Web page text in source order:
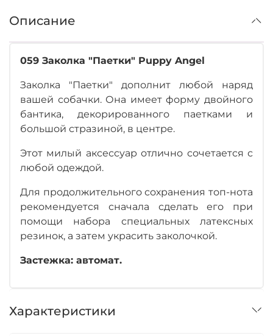
Описание
059 Заколка "Паетки" Puppy Angel
Заколка "Паетки" дополнит любой наряд
вашей собачки. Она имеет форму двойного
бантика, декорированного паетками и
большой стразиной, в центре.
Этот милый аксессуар отлично сочетается с
любой одеждой.
Для продолжительного сохранения топ-нота
рекомендуется сначала сделать его при
помощи набора специальных латексных
резинок, а затем украсить заколочкой.
Застежка: автомат.
Характеристики